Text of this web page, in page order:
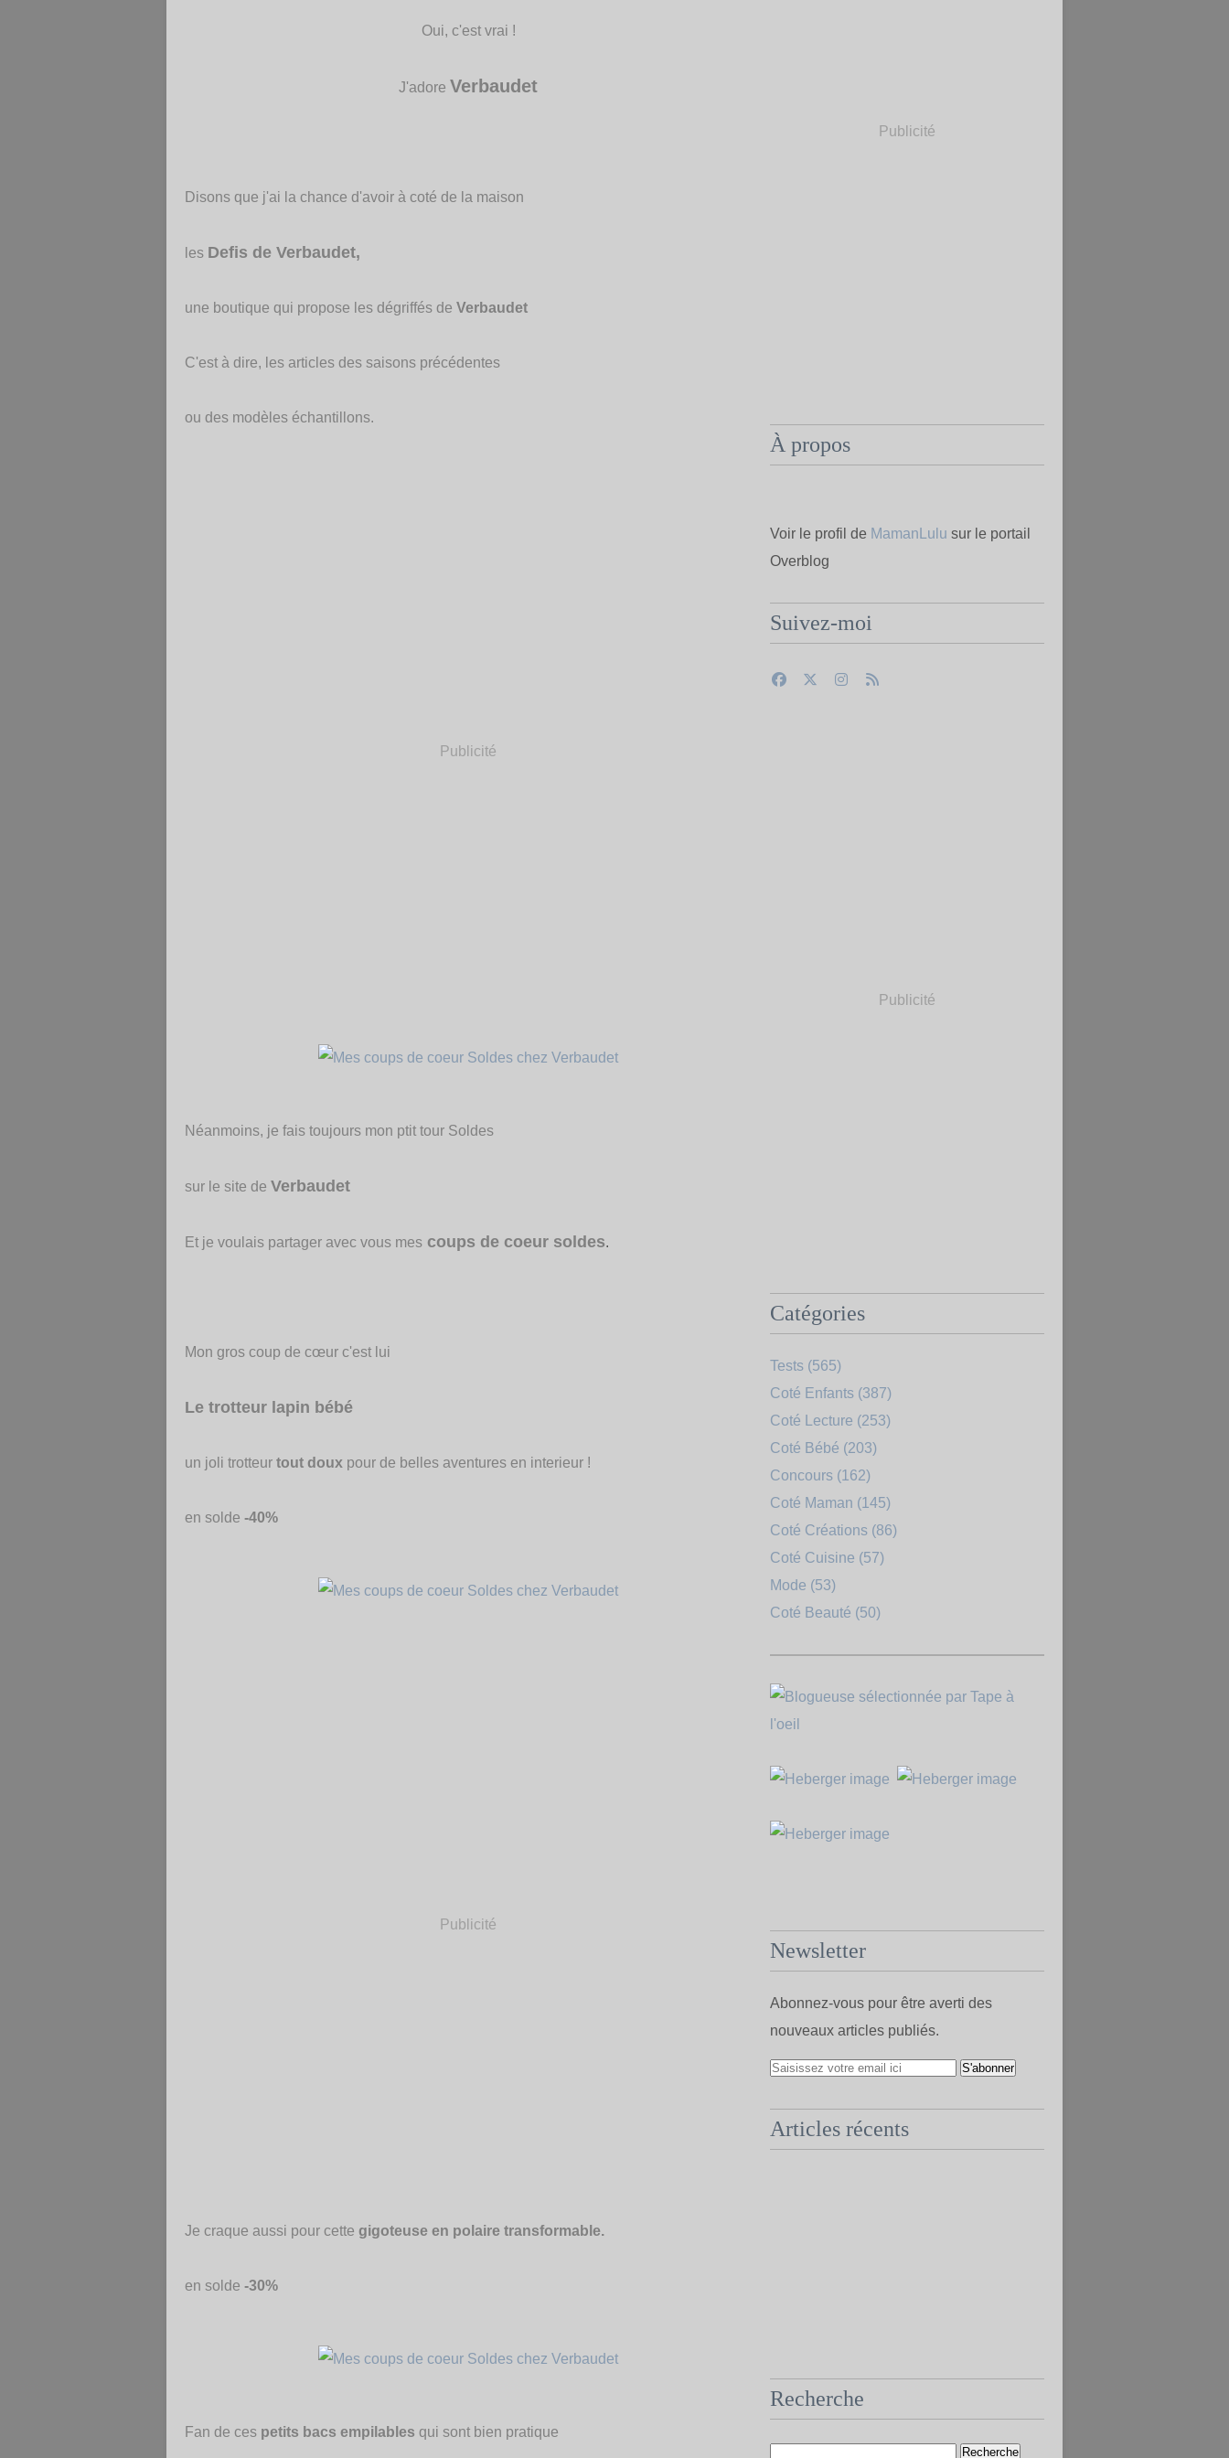
Oui, c'est vrai !
J'adore Verbaudet
Disons que j'ai la chance d'avoir à coté de la maison
les Defis de Verbaudet,
une boutique qui propose les dégriffés de Verbaudet
C'est à dire, les articles des saisons précédentes
ou des modèles échantillons.
Publicité
Néanmoins, je fais toujours mon ptit tour Soldes
sur le site de Verbaudet
Et je voulais partager avec vous mes coups de coeur soldes.
Mon gros coup de cœur c'est lui
Le trotteur lapin bébé
un joli trotteur tout doux pour de belles aventures en interieur !
en solde -40%
Publicité
Je craque aussi pour cette gigoteuse en polaire transformable.
en solde -30%
Fan de ces petits bacs empilables qui sont bien pratique
Publicité
À propos
Voir le profil de MamanLulu sur le portail
Overblog
Suivez-moi
Publicité
Catégories
Tests (565)
Coté Enfants (387)
Coté Lecture (253)
Coté Bébé (203)
Concours (162)
Coté Maman (145)
Coté Créations (86)
Coté Cuisine (57)
Mode (53)
Coté Beauté (50)
Newsletter
Abonnez-vous pour être averti des
nouveaux articles publiés.
Articles récents
Recherche